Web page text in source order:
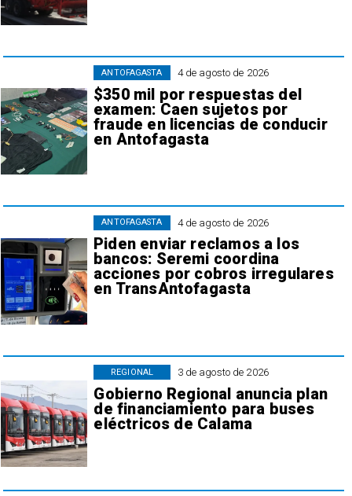
4 de agosto de 2026
$350 mil por respuestas del
examen: Caen sujetos por
fraude en licencias de conducir
en Antofagasta
ANTOFAGASTA
4 de agosto de 2026
Piden enviar reclamos a los
bancos: Seremi coordina
acciones por cobros irregulares
en TransAntofagasta
ANTOFAGASTA
3 de agosto de 2026
Gobierno Regional anuncia plan
de financiamiento para buses
eléctricos de Calama
REGIONAL